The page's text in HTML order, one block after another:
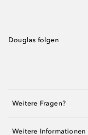
Douglas folgen
Weitere Fragen?
Weitere Informationen